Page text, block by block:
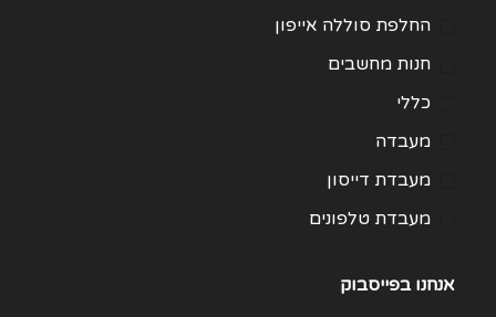
החלפת סוללה אייפון
חנות מחשבים
כללי
מעבדה
מעבדת דייסון
מעבדת טלפונים
תיקון Huawei
אנחנו בפייסבוק